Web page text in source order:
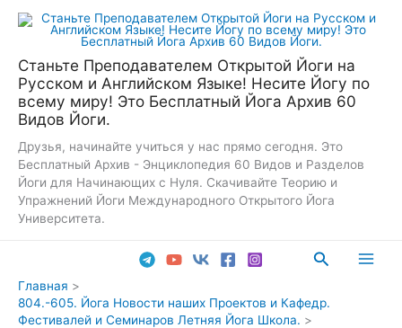
Перейти
Станьте Преподавателем Открытой Йоги на
Русском и Английском Языке! Несите Йогу по
всему миру! Это Бесплатный Йога Архив 60
Видов Йоги.
Друзья, начинайте учиться у нас прямо сегодня. Это
Бесплатный Архив - Энциклопедия 60 Видов и Разделов
Йоги для Начинающих с Нуля. Скачивайте Теорию и
Упражнений Йоги Международного Открытого Йога
Университета.
Поиск
Главная
804.-605. Йога Новости наших Проектов и Кафедр.
Фестивалей и Семинаров Летняя Йога Школа.